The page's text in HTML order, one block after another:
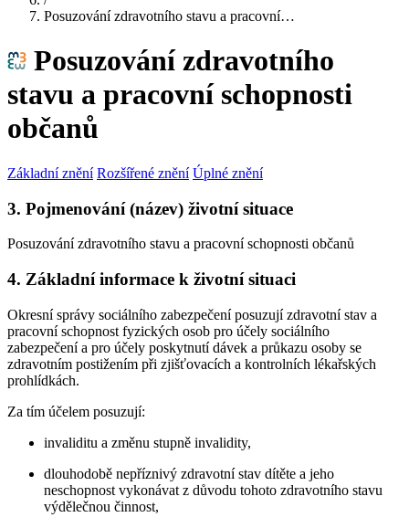
Posuzování zdravotního stavu a pracovní…
Posuzování zdravotního
stavu a pracovní schopnosti
občanů
Základní znění Rozšířené znění Úplné znění
3. Pojmenování (název) životní situace
Posuzování zdravotního stavu a pracovní schopnosti občanů
4. Základní informace k životní situaci
Okresní správy sociálního zabezpečení posuzují zdravotní stav a
pracovní schopnost fyzických osob pro účely sociálního
zabezpečení a pro účely poskytnutí dávek a průkazu osoby se
zdravotním postižením při zjišťovacích a kontrolních lékařských
prohlídkách.
Za tím účelem posuzují:
invaliditu a změnu stupně invalidity,
dlouhodobě nepříznivý zdravotní stav dítěte a jeho
neschopnost vykonávat z důvodu tohoto zdravotního stavu
výdělečnou činnost,